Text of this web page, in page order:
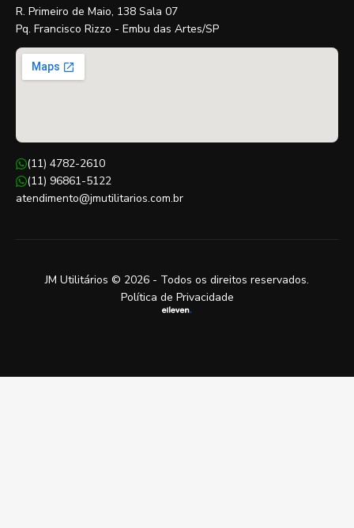
R. Primeiro de Maio, 138 Sala 07
Pq. Francisco Rizzo - Embu das Artes/SP
(11) 4782-2610
(11) 96861-5122
atendimento@jmutilitarios.com.br
JM Utilitários © 2026 - Todos os direitos reservados.
Política de Privacidade